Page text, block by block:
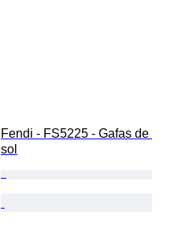
Fendi - FS5225 - Gafas de
sol